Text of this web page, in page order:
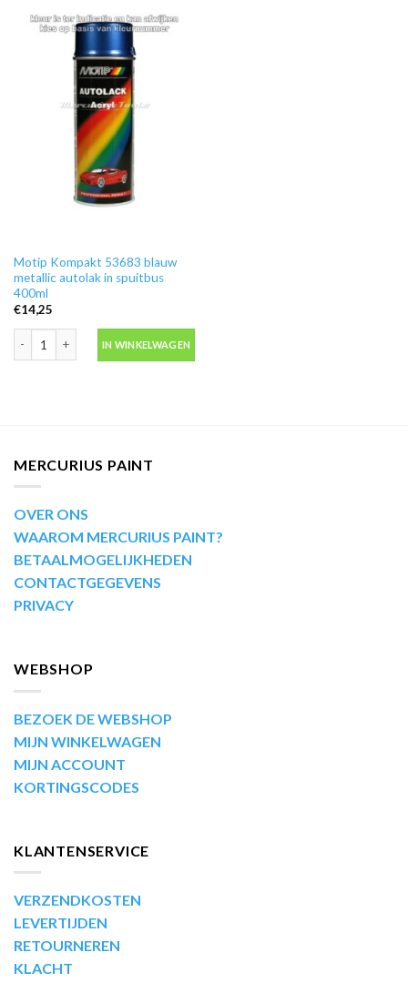
Motip Kompakt 53683 blauw
metallic autolak in spuitbus
400ml
€14,25
IN WINKELWAGEN
MERCURIUS PAINT
OVER ONS
WAAROM MERCURIUS PAINT?
BETAALMOGELIJKHEDEN
CONTACTGEGEVENS
PRIVACY
WEBSHOP
BEZOEK DE WEBSHOP
MIJN WINKELWAGEN
MIJN ACCOUNT
KORTINGSCODES
KLANTENSERVICE
VERZENDKOSTEN
LEVERTIJDEN
RETOURNEREN
KLACHT